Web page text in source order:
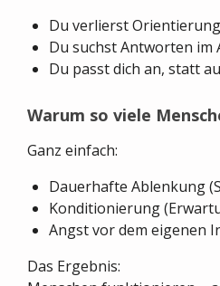
Du verlierst Orientierung
Du suchst Antworten im
Du passt dich an, statt
Warum so viele
Ganz einfach:
Dauerhafte Ablenkung
Konditionierung
Angst vor dem eigenen
Das Ergebnis: